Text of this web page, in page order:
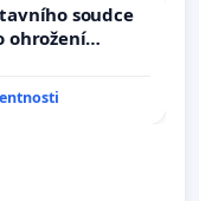
soudce
ohrožení
proces